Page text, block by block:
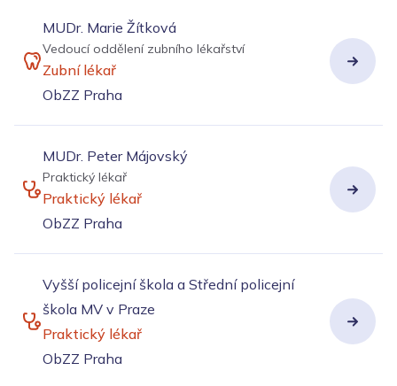
MUDr. Marie Žítková
Vedoucí oddělení zubního lékařství
Zubní lékař
ObZZ Praha
MUDr. Peter Májovský
Praktický lékař
Praktický lékař
ObZZ Praha
Vyšší policejní škola a Střední policejní
škola MV v Praze
Praktický lékař
ObZZ Praha